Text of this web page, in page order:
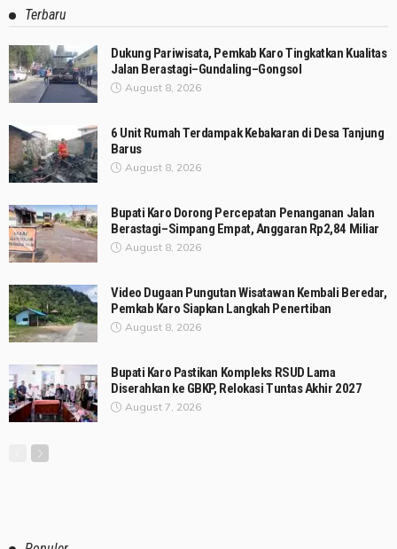
Terbaru
Dukung Pariwisata, Pemkab Karo Tingkatkan Kualitas
Jalan Berastagi–Gundaling–Gongsol
August 8, 2026
6 Unit Rumah Terdampak Kebakaran di Desa Tanjung
Barus
August 8, 2026
Bupati Karo Dorong Percepatan Penanganan Jalan
Berastagi–Simpang Empat, Anggaran Rp2,84 Miliar
August 8, 2026
Video Dugaan Pungutan Wisatawan Kembali Beredar,
Pemkab Karo Siapkan Langkah Penertiban
August 8, 2026
Bupati Karo Pastikan Kompleks RSUD Lama
Diserahkan ke GBKP, Relokasi Tuntas Akhir 2027
August 7, 2026